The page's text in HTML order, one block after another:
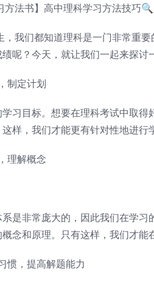
法书】高中理科学习方法技巧🔍
我们都知道理科是一门非常重
呢？今天，就让我们一起来探讨
制定计划
习目标。想要在理科考试中取
样，我们才能更有针对性地进
理解概念
是非常庞大的，因此我们在学
念和原理。只有这样，我们才
惯，提高解题能力